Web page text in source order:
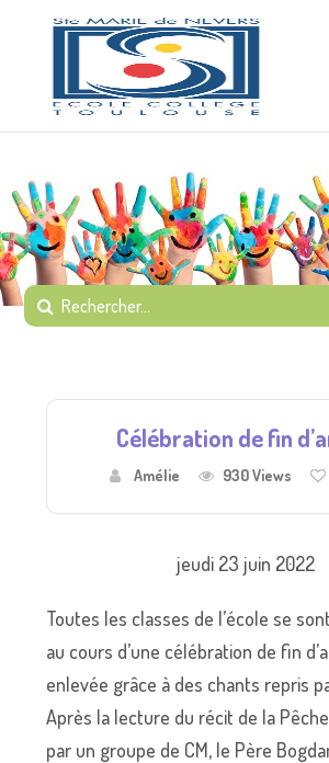
Célébration de fin
Amélie 930 Views
jeudi 23 juin 2022
Toutes les classes de l’école se
au cours d’une célébration de fin
enlevée grâce à des chants repris
Après la lecture du récit de la
par un groupe de CM, le Père